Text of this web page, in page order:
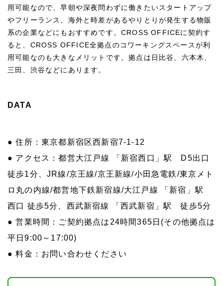
用可能なので、早朝や深夜問わずに働きたいスタートアップ
やフリーランス、海外と時差があるやりとりが発生する物販
系の企業などにもおすすめです。CROSS OFFICEに契約す
ると、CROSS OFFICE全拠点のコワーキングスペースが利
用可能なのも大きなメリットです。拠点は日比谷、六本木、
三田、渋谷などにあります。
DATA
● 住所：東京都新宿区西新宿7-1-12
● アクセス：都営大江戸線 「新宿西口」駅 D5出口
徒歩1分、JR線/京王線/京王新線/小田急電鉄/東京メト
ロ丸の内線/都営地下鉄新宿線/大江戸線 「新宿」駅
西口 徒歩5分、西武新宿線 「西武新宿」駅 徒歩5分
● 営業時間：ご契約拠点は24時間365日(その他拠点は
平日9:00～17:00)
● 料金：お問い合わせください